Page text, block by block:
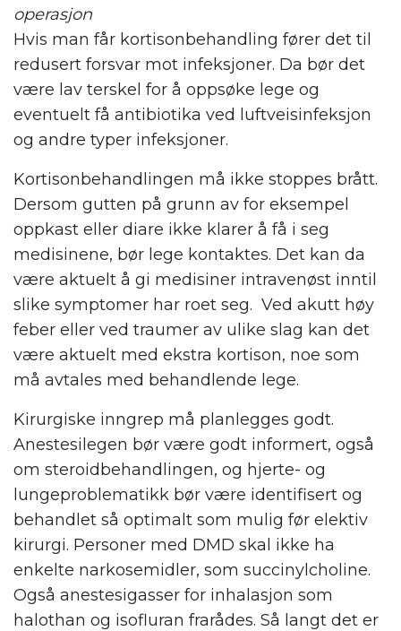
operasjon
Hvis man får kortisonbehandling fører det til
redusert forsvar mot infeksjoner. Da bør det
være lav terskel for å oppsøke lege og
eventuelt få antibiotika ved luftveisinfeksjon
og andre typer infeksjoner.
Kortisonbehandlingen må ikke stoppes brått.
Dersom gutten på grunn av for eksempel
oppkast eller diare ikke klarer å få i seg
medisinene, bør lege kontaktes. Det kan da
være aktuelt å gi medisiner intravenøst inntil
slike symptomer har roet seg. Ved akutt høy
feber eller ved traumer av ulike slag kan det
være aktuelt med ekstra kortison, noe som
må avtales med behandlende lege.
Kirurgiske inngrep må planlegges godt.
Anestesilegen bør være godt informert, også
om steroidbehandlingen, og hjerte- og
lungeproblematikk bør være identifisert og
behandlet så optimalt som mulig før elektiv
kirurgi. Personer med DMD skal ikke ha
enkelte narkosemidler, som succinylcholine.
Også anestesigasser for inhalasjon som
halothan og isofluran frarådes. Så langt det er